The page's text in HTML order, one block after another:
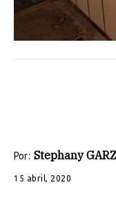
Por: Stephany
15 abril, 2020